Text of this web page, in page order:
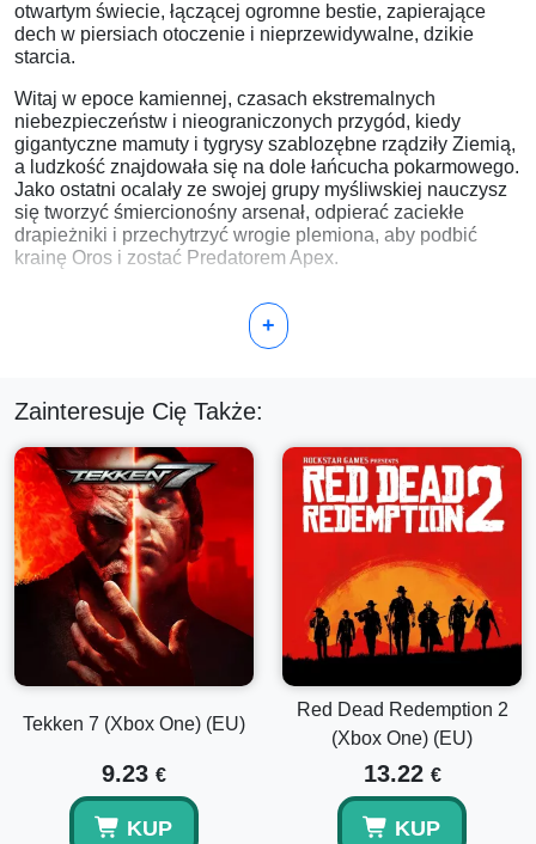
otwartym świecie, łączącej ogromne bestie, zapierające
dech w piersiach otoczenie i nieprzewidywalne, dzikie
starcia.
Witaj w epoce kamiennej, czasach ekstremalnych
niebezpieczeństw i nieograniczonych przygód, kiedy
gigantyczne mamuty i tygrysy szablozębne rządziły Ziemią,
a ludzkość znajdowała się na dole łańcucha pokarmowego.
Jako ostatni ocalały ze swojej grupy myśliwskiej nauczysz
się tworzyć śmiercionośny arsenał, odpierać zaciekłe
drapieżniki i przechytrzyć wrogie plemiona, aby podbić
krainę Oros i zostać Predatorem Apex.
+
Zainteresuje Cię Także:
Tekken 7 (Xbox One) (EU)
9.23 €
KUP
Red Dead Redemption 2
(Xbox One) (EU)
13.22 €
KUP